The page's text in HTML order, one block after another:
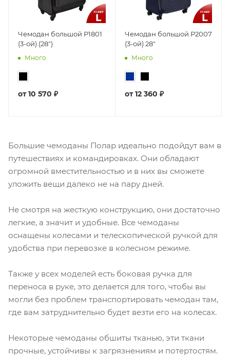
Чемодан большой Р1801
(3-ой) (28")
Много
от10 570 ₽
Чемодан большой Р2007
(3-ой) 28"
Много
от12 360 ₽
Большие чемоданы Полар идеально подойдут вам в
путешествиях и командировках. Они обладают
огромной вместительностью и в них вы сможете
уложить вещи далеко не на пару дней.
Не смотря на жесткую конструкцию, они достаточно
легкие, а значит и удобные. Все чемоданы
оснащены колесами и телескопической ручкой для
удобства при перевозке в колесном режиме.
Также у всех моделей есть боковая ручка для
переноса в руке, это делается для того, чтобы вы
могли без проблем транспортировать чемодан там,
где вам затруднительно будет везти его на колесах.
Некоторые чемоданы обшиты тканью, эти ткани
прочные, устойчивы к загрязнениям и потертостям.